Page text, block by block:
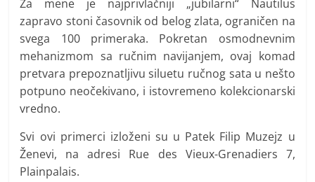
Za mene je najprivlačniji „jubilarni“ Nautilus
zapravo stoni časovnik od belog zlata, ograničen na
svega 100 primeraka. Pokretan osmodnevnim
mehanizmom sa ručnim navijanjem, ovaj komad
pretvara prepoznatljivu siluetu ručnog sata u nešto
potpuno neočekivano, i istovremeno kolekcionarski
vredno.
Svi ovi primerci izloženi su u Patek Filip Muzejz u
Ženevi, na adresi Rue des Vieux-Grenadiers 7,
Plainpalais.